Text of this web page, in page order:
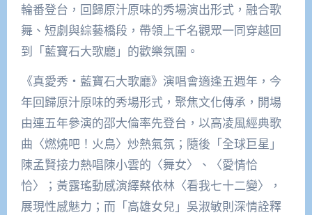
輪番登台，回歸原汁原味的秀場演出形式，融合歌
舞、短劇與綜藝橋段，帶領上千名觀眾一同穿越回
到「藍寶石大歌廳」的歡樂氛圍。
《真愛秀・藍寶石大歌廳》演唱會適逢五週年，今
年回歸原汁原味的秀場形式，聚焦文化傳承，開場
由連五年參演的邵大倫率先登台，以高凌風經典歌
曲〈燃燒吧！火鳥〉炒熱氣氛；隨後「全球巨星」
陳孟賢接力熱唱陳小雲的〈舞女〉、〈愛情恰
恰〉；黃露瑤動感演繹蔡依林〈看我七十二變〉，
展現性感魅力；而「高雄女兒」吳淑敏則深情詮釋